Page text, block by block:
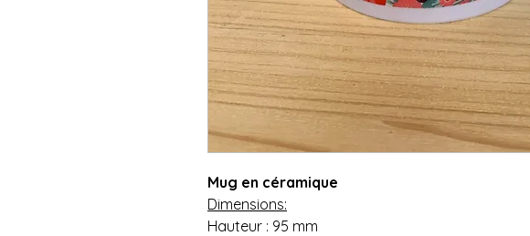
Mug en céramique
Dimensions:
Hauteur : 95 mm